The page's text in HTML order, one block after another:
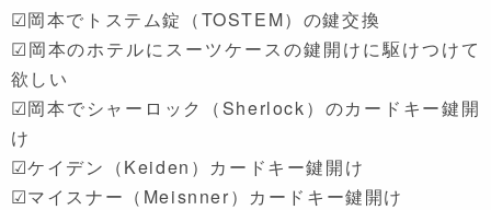
☑岡本でトステム錠（TOSTEM）の鍵交換
☑岡本のホテルにスーツケースの鍵開けに駆けつけて
欲しい
☑岡本でシャーロック（Sherlock）のカードキー鍵開
け
☑ケイデン（Keiden）カードキー鍵開け
☑マイスナー（Meisnner）カードキー鍵開け